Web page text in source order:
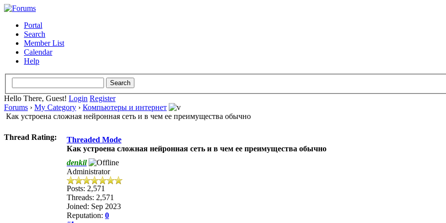
Portal
Search
Member List
Calendar
Help
Hello There, Guest! Login Register
Forums › My Category › Компьютеры и интернет
Как устроена сложная нейронная сеть и в чем ее преимущества обычно
Thread Rating:
Threaded Mode
Как устроена сложная нейронная сеть и в чем ее преимущества обычно
denkil
Administrator
Posts: 2,571
Threads: 2,571
Joined: Sep 2023
Reputation: 0